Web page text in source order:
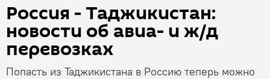
Россия - Таджикистан:
новости об авиа- и ж/д
перевозках
Попасть из Таджикистана в Россию теперь можно